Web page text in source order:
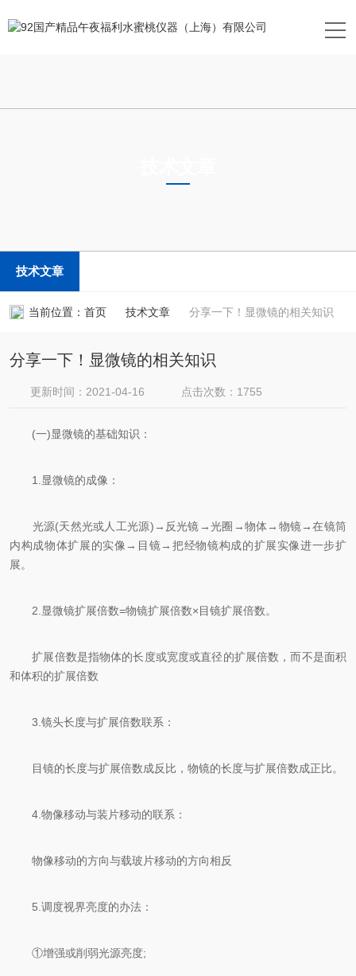
技术文章
当前位置： 首页 技术文章 分享一下！显微镜的相关知识
分享一下！显微镜的相关知识
更新时间：2021-04-16 点击次数：1755
(一)显微镜的基础知识：
1.显微镜的成像：
光源(天然光或人工光源)→反光镜→光圈→物体→物镜→在镜筒
内构成物体扩展的实像→目镜→把经物镜构成的扩展实像进一步扩
展。
2.显微镜扩展倍数=物镜扩展倍数×目镜扩展倍数。
扩展倍数是指物体的长度或宽度或直径的扩展倍数，而不是面积
和体积的扩展倍数
3.镜头长度与扩展倍数联系：
目镜的长度与扩展倍数成反比，物镜的长度与扩展倍数成正比。
4.物像移动与装片移动的联系：
物像移动的方向与载玻片移动的方向相反
5.调度视界亮度的办法：
①增强或削弱光源亮度;